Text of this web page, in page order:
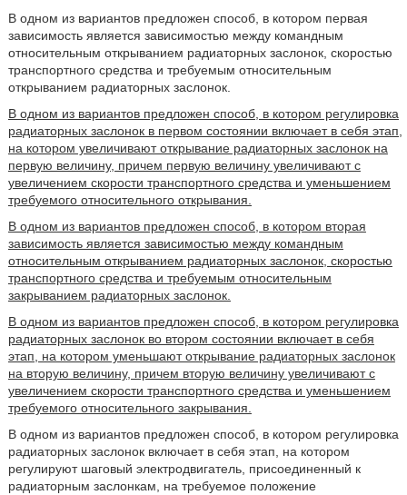
В одном из вариантов предложен способ, в котором первая
зависимость является зависимостью между командным
относительным открыванием радиаторных заслонок, скоростью
транспортного средства и требуемым относительным
открыванием радиаторных заслонок.
В одном из вариантов предложен способ, в котором регулировка
радиаторных заслонок в первом состоянии включает в себя этап,
на котором увеличивают открывание радиаторных заслонок на
первую величину, причем первую величину увеличивают с
увеличением скорости транспортного средства и уменьшением
требуемого относительного открывания.
В одном из вариантов предложен способ, в котором вторая
зависимость является зависимостью между командным
относительным открыванием радиаторных заслонок, скоростью
транспортного средства и требуемым относительным
закрыванием радиаторных заслонок.
В одном из вариантов предложен способ, в котором регулировка
радиаторных заслонок во втором состоянии включает в себя
этап, на котором уменьшают открывание радиаторных заслонок
на вторую величину, причем вторую величину увеличивают с
увеличением скорости транспортного средства и уменьшением
требуемого относительного закрывания.
В одном из вариантов предложен способ, в котором регулировка
радиаторных заслонок включает в себя этап, на котором
регулируют шаговый электродвигатель, присоединенный к
радиаторным заслонкам, на требуемое положение